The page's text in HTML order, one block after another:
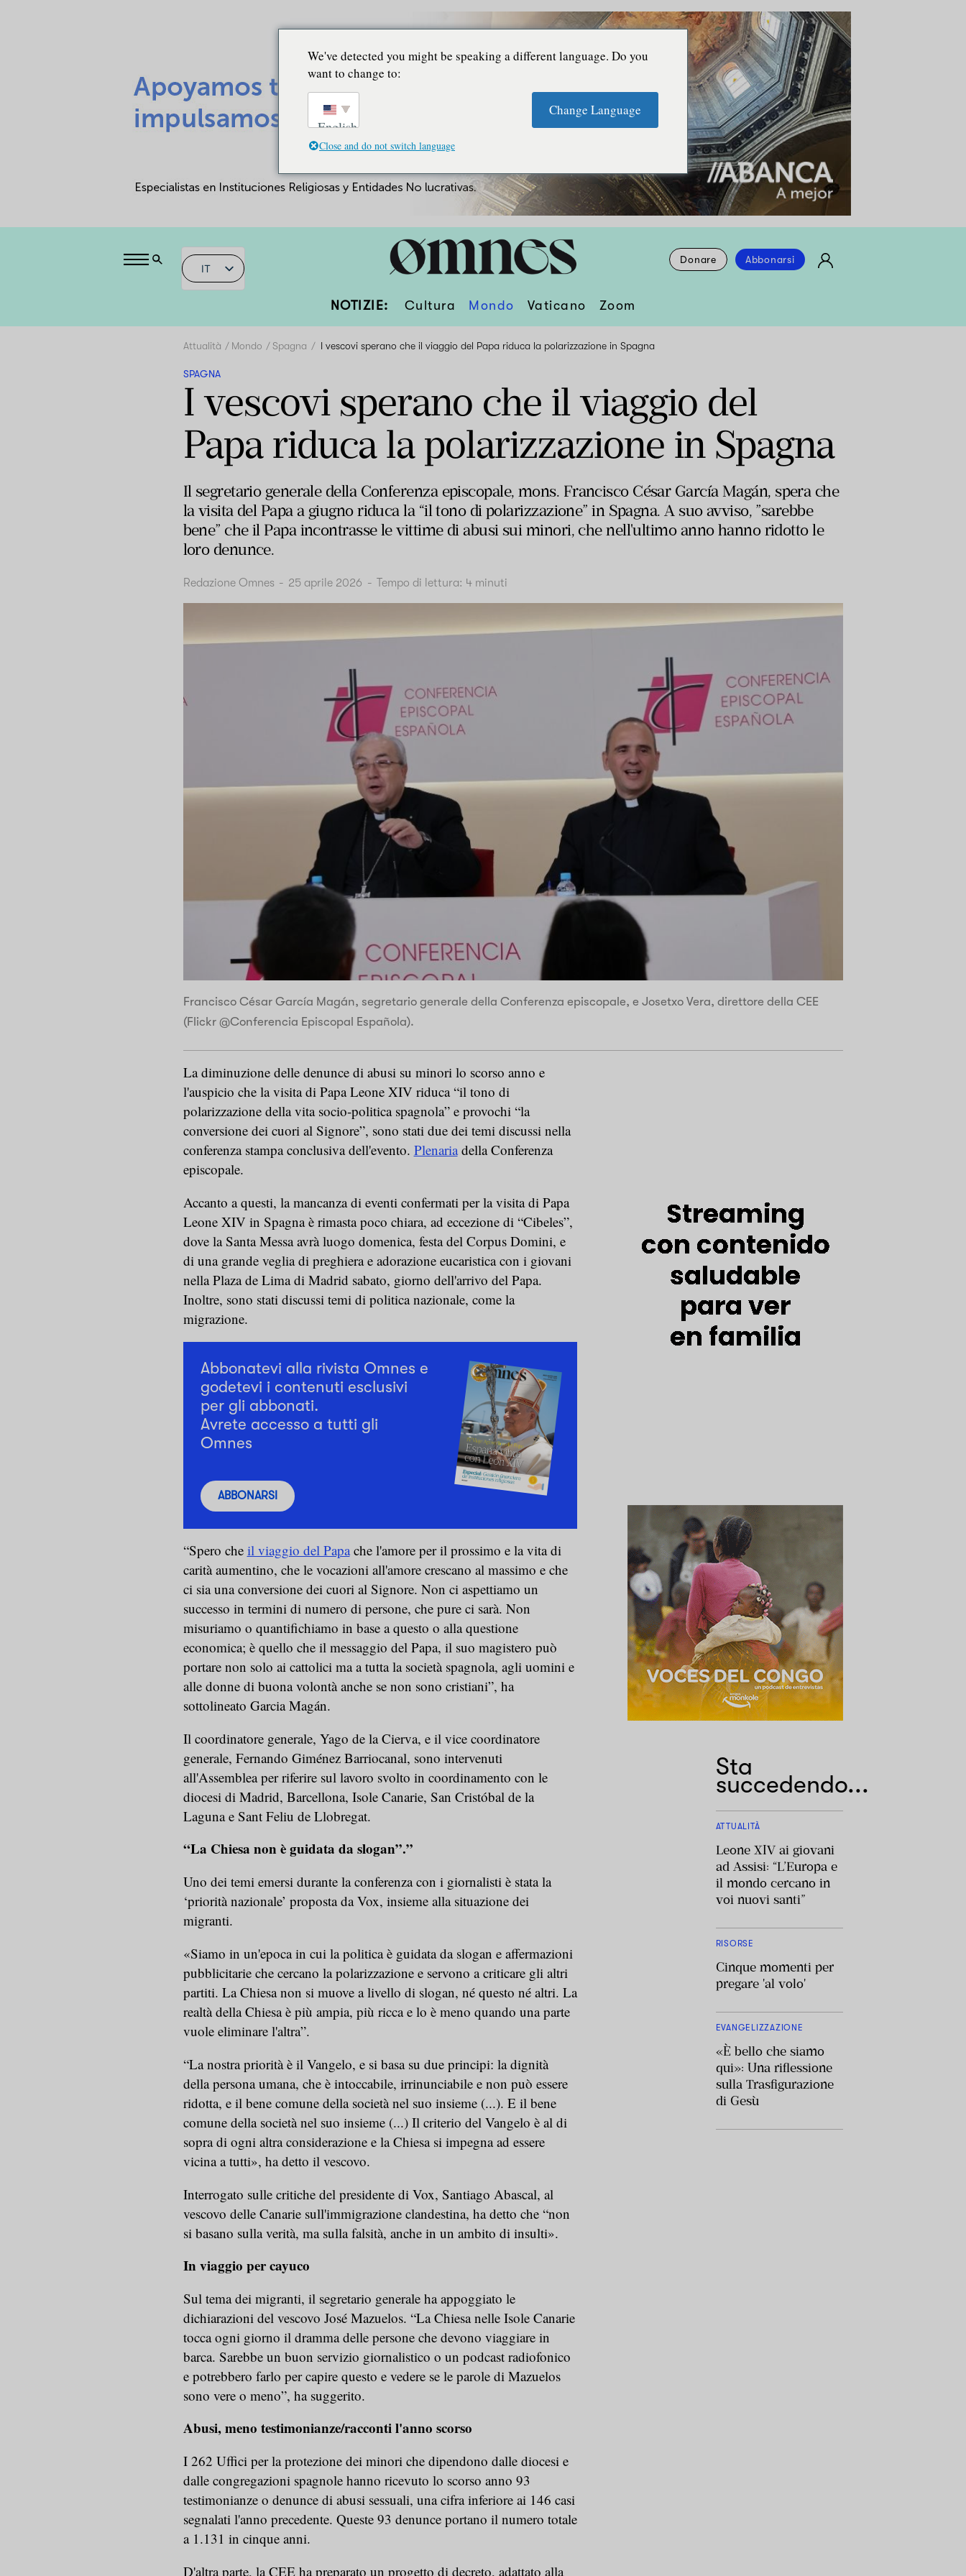
IT
Donare Abbonarsi
NOTIZIE: Cultura Mondo Vaticano Zoom
Attualità Mondo Spagna I vescovi sperano che il viaggio del Papa riduca la polarizzazione in Spagna
SPAGNA
I vescovi sperano che il viaggio del
Papa riduca la polarizzazione in Spagna
Il segretario generale della Conferenza episcopale, mons. Francisco César García Magán, spera che
la visita del Papa a giugno riduca la “il tono di polarizzazione” in Spagna. A suo avviso, ”sarebbe
bene” che il Papa incontrasse le vittime di abusi sui minori, che nell'ultimo anno hanno ridotto le
loro denunce.
Redazione Omnes - 25 aprile 2026 - Tempo di lettura: 4 minuti
Francisco César García Magán, segretario generale della Conferenza episcopale, e Josetxo Vera, direttore della CEE
(Flickr @Conferencia Episcopal Española).
La diminuzione delle denunce di abusi su minori lo scorso anno e
l'auspicio che la visita di Papa Leone XIV riduca “il tono di
polarizzazione della vita socio-politica spagnola” e provochi “la
conversione dei cuori al Signore”, sono stati due dei temi discussi nella
conferenza stampa conclusiva dell'evento. Plenariadella Conferenza
episcopale.
Accanto a questi, la mancanza di eventi confermati per la visita di Papa
Leone XIV in Spagna è rimasta poco chiara, ad eccezione di “Cibeles”,
dove la Santa Messa avrà luogo domenica, festa del Corpus Domini, e
di una grande veglia di preghiera e adorazione eucaristica con i giovani
nella Plaza de Lima di Madrid sabato, giorno dell'arrivo del Papa.
Inoltre, sono stati discussi temi di politica nazionale, come la
migrazione.
Abbonatevi alla rivista Omnes e
godetevi i contenuti esclusivi
per gli abbonati.
Avrete accesso a tutti gli
Omnes
ABBONARSI
“Spero che il viaggio del Papache l'amore per il prossimo e la vita di
carità aumentino, che le vocazioni all'amore crescano al massimo e che
ci sia una conversione dei cuori al Signore. Non ci aspettiamo un
successo in termini di numero di persone, che pure ci sarà. Non
misuriamo o quantifichiamo in base a questo o alla questione
economica; è quello che il messaggio del Papa, il suo magistero può
portare non solo ai cattolici ma a tutta la società spagnola, agli uomini e
alle donne di buona volontà anche se non sono cristiani”, ha
sottolineato Garcia Magán.
Il coordinatore generale, Yago de la Cierva, e il vice coordinatore
generale, Fernando Giménez Barriocanal, sono intervenuti
all'Assemblea per riferire sul lavoro svolto in coordinamento con le
diocesi di Madrid, Barcellona, Isole Canarie, San Cristóbal de la
Laguna e Sant Feliu de Llobregat.
“La Chiesa non è guidata da slogan”.”
Uno dei temi emersi durante la conferenza con i giornalisti è stata la
‘priorità nazionale’ proposta da Vox, insieme alla situazione dei
migranti.
«Siamo in un'epoca in cui la politica è guidata da slogan e affermazioni
pubblicitarie che cercano la polarizzazione e servono a criticare gli altri
partiti. La Chiesa non si muove a livello di slogan, né questo né altri. La
realtà della Chiesa è più ampia, più ricca e lo è meno quando una parte
vuole eliminare l'altra”.
“La nostra priorità è il Vangelo, e si basa su due principi: la dignità
della persona umana, che è intoccabile, irrinunciabile e non può essere
ridotta, e il bene comune della società nel suo insieme (...). E il bene
comune della società nel suo insieme (...) Il criterio del Vangelo è al di
sopra di ogni altra considerazione e la Chiesa si impegna ad essere
vicina a tutti», ha detto il vescovo.
Interrogato sulle critiche del presidente di Vox, Santiago Abascal, al
vescovo delle Canarie sull'immigrazione clandestina, ha detto che “non
si basano sulla verità, ma sulla falsità, anche in un ambito di insulti».
In viaggio per cayuco
Sul tema dei migranti, il segretario generale ha appoggiato le
dichiarazioni del vescovo José Mazuelos. “La Chiesa nelle Isole Canarie
tocca ogni giorno il dramma delle persone che devono viaggiare in
barca. Sarebbe un buon servizio giornalistico o un podcast radiofonico
e potrebbero farlo per capire questo e vedere se le parole di Mazuelos
sono vere o meno”, ha suggerito.
Abusi, meno testimonianze/racconti l'anno scorso
I 262 Uffici per la protezione dei minori che dipendono dalle diocesi e
dalle congregazioni spagnole hanno ricevuto lo scorso anno 93
testimonianze o denunce di abusi sessuali, una cifra inferiore ai 146 casi
segnalati l'anno precedente. Queste 93 denunce portano il numero totale
a 1.131 in cinque anni.
D'altra parte, la CEE ha preparato un progetto di decreto, adattato alla
Sta
succedendo...
ATTUALITÀ
Leone XIV ai giovani
ad Assisi: “L’Europa e
il mondo cercano in
voi nuovi santi”
RISORSE
Cinque momenti per
pregare 'al volo'
EVANGELIZZAZIONE
«È bello che siamo
qui»: Una riflessione
sulla Trasfigurazione
di Gesù
We've detected you might be speaking a different language. Do you
want to change to:
English
Change Language
Close and do not switch language